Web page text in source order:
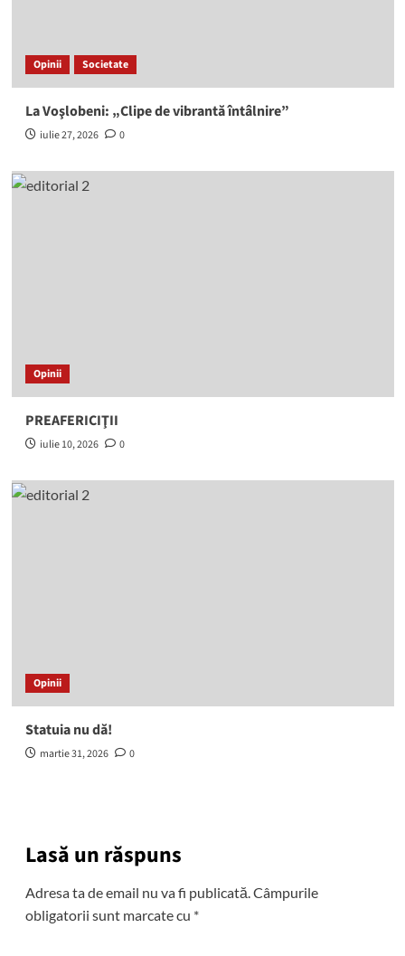
Opinii Societate
La Voşlobeni: „Clipe de vibrantă întâlnire”
iulie 27, 2026 0
Opinii
PREAFERICIŢII
iulie 10, 2026 0
Opinii
Statuia nu dă!
martie 31, 2026 0
Lasă un răspuns
Adresa ta de email nu va fi publicată.Câmpurile
obligatorii sunt marcate cu *